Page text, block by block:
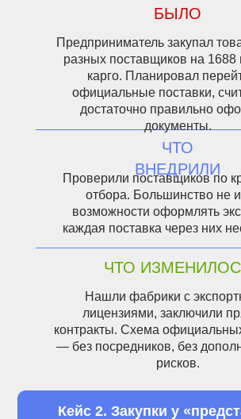
БЫЛО
ЧТО
ВНЕДРИЛИ
ЧТО
Предприниматель закупал
разных поставщиков на 1688
карго. Планировал
официальные поставки,
достаточно правильно
документы.
Проверили поставщиков по
отбора. Большинство не
возможности оформлять
каждая поставка через них
Нашли фабрики с
лицензиями, заключили
контракты. Схема
— без посредников, без
рисков.
Кейс 2. Закупки у